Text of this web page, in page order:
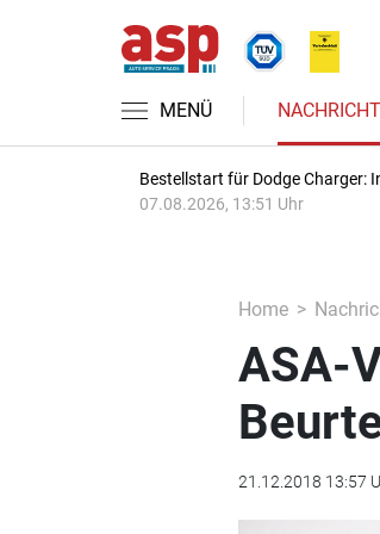
MENÜ
Bestellstart für Dodge Charger:
07.08.2026, 13:51 Uhr
Home
ASA-
21.12.2018 13:57